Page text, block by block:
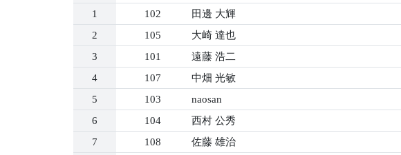
1 102 田邊 大輝
2
105 大崎 達也
3
101 遠藤 浩二
4
107 中畑 光敏
5
103 naosan
6
104 西村 公秀
7
108 佐藤 雄治